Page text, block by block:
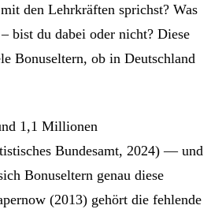
den Lehrkräften sprichst? Was
bist du dabei oder nicht? Diese
Bonuseltern, ob in Deutschland
1,1 Millionen
Bundesamt, 2024) — und
Bonuseltern genau diese
(2013) gehört die fehlende